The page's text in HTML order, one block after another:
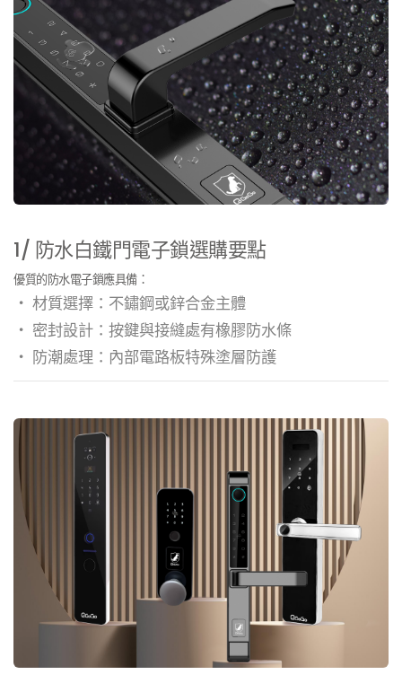
1/ 防水白鐵門電子鎖選購要點
優質的防水電子鎖應具備：
・ 材質選擇：不鏽鋼或鋅合金主體
・ 密封設計：按鍵與接縫處有橡膠防水條
・ 防潮處理：內部電路板特殊塗層防護